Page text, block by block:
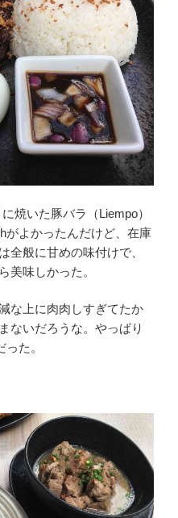
焼いた豚バラ（Liempo）
がよかったんだけど、在庫
全般に甘めの味付けで、
美味しかった。
な上に肉肉しすぎてたか
ないだろうな。やっぱり
た。